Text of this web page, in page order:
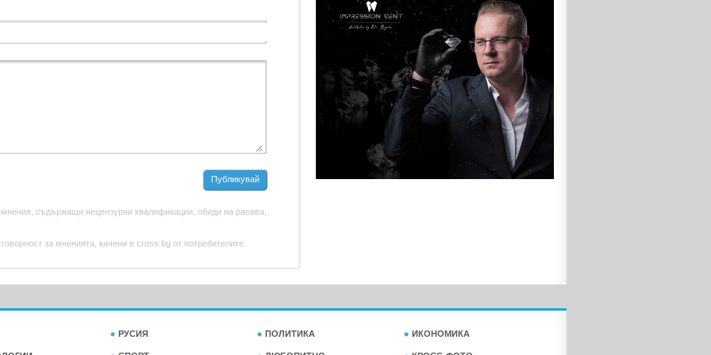
Публикувай
съдържащи нецензурни квалификации, обиди на расова,
за мненията, качени в cross.bg от потребителите.
РУСИЯ ПОЛИТИКА ИКОНОМИКА